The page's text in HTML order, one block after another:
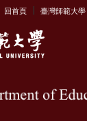
:::
回首頁 | 臺灣師範大學